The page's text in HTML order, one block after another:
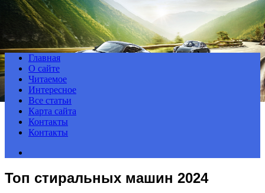
Menu
Главная
О сайте
Читаемое
Интересное
Все статьи
Карта сайта
Контакты
Контакты
Топ стиральных машин 2024